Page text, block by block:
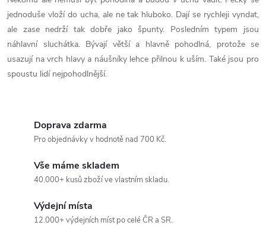
s
u
jednoduše vloží do ucha, ale ne tak hluboko. Dají se rychleji vyndat,
ale zase nedrží tak dobře jako špunty. Posledním typem jsou
náhlavní sluchátka. Bývají větší a hlavně pohodlná, protože se
usazují na vrch hlavy a náušníky lehce přilnou k uším. Také jsou pro
spoustu lidí nejpohodlnější.
Doprava zdarma
Pro objednávky v hodnotě nad 700 Kč.
Vše máme skladem
40.000+ kusů zboží ve vlastním skladu.
Výdejní místa
12.000+ výdejních míst po celé ČR a SR.